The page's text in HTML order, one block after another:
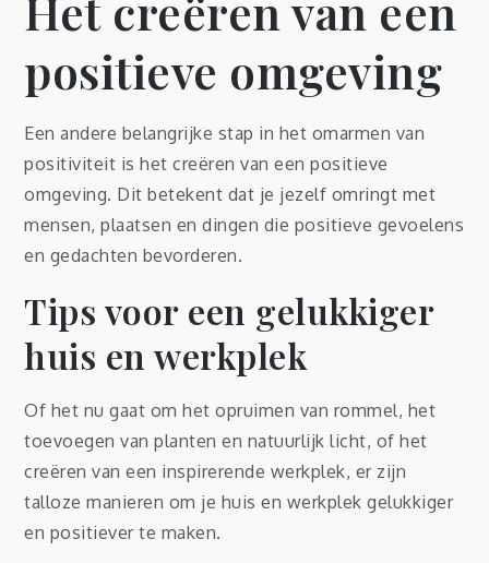
Het creëren van een
positieve omgeving
Een andere belangrijke stap in het omarmen van
positiviteit is het creëren van een positieve
omgeving. Dit betekent dat je jezelf omringt met
mensen, plaatsen en dingen die positieve gevoelens
en gedachten bevorderen.
Tips voor een gelukkiger
huis en werkplek
Of het nu gaat om het opruimen van rommel, het
toevoegen van planten en natuurlijk licht, of het
creëren van een inspirerende werkplek, er zijn
talloze manieren om je huis en werkplek gelukkiger
en positiever te maken.